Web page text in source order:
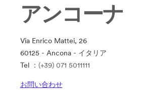
アンコーナ
Via Enrico Mattei, 26
60125 - Ancona - イタリア
Tel ： (+39) 071 5011111
お問い合わせ